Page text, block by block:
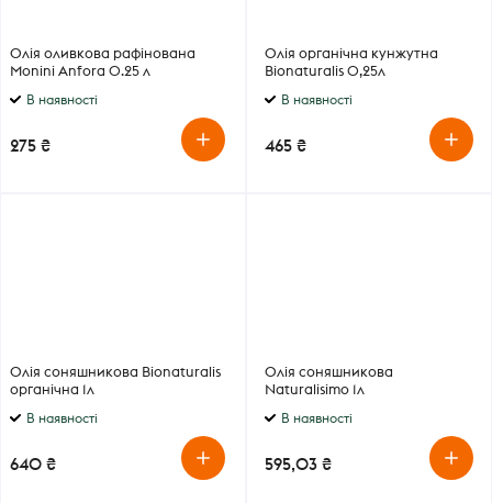
Олія оливкова рафінована
Monini Anfora 0.25 л
В наявності
275 ₴
Олія органічна кунжутна
Bionaturalis 0,25л
В наявності
465 ₴
Олія соняшникова Bionaturalis
органічна 1л
В наявності
640 ₴
Олія соняшникова
Naturalisimo 1л
В наявності
595,03 ₴